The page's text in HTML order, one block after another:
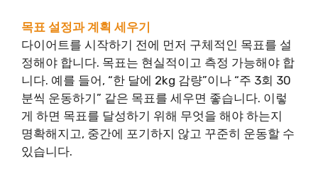
목표 설정과 계획 세우기
다이어트를 시작하기 전에 먼저 구체적인 목표를 설
정해야 합니다. 목표는 현실적이고 측정 가능해야 합
니다. 예를 들어, “한 달에 2kg 감량”이나 “주 3회 30
분씩 운동하기” 같은 목표를 세우면 좋습니다. 이렇
게 하면 목표를 달성하기 위해 무엇을 해야 하는지
명확해지고, 중간에 포기하지 않고 꾸준히 운동할 수
있습니다.